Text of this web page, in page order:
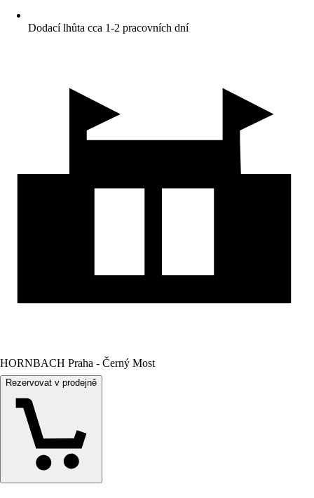
Dodací lhůta cca 1-2 pracovních dní
HORNBACH Praha - Černý Most
Rezervovat v prodejně